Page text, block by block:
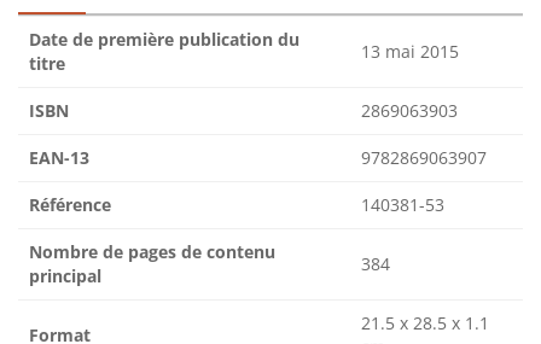
Date de première publication du
titre
13 mai 2015
ISBN 2869063903
EAN-13 9782869063907
Référence 140381-53
Nombre de pages de contenu
principal
384
Format
21.5 x 28.5 x 1.1